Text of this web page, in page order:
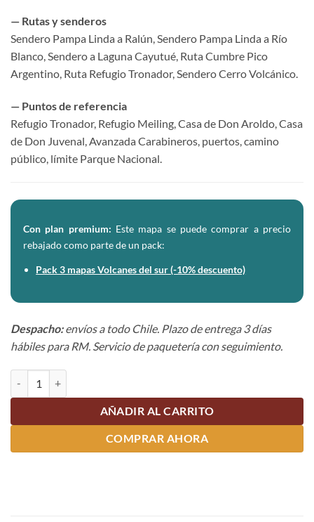
— Rutas y senderos
Sendero Pampa Linda a Ralún, Sendero Pampa Linda a Río
Blanco, Sendero a Laguna Cayutué, Ruta Cumbre Pico
Argentino, Ruta Refugio Tronador, Sendero Cerro Volcánico.
— Puntos de referencia
Refugio Tronador, Refugio Meiling, Casa de Don Aroldo, Casa
de Don Juvenal, Avanzada Carabineros, puertos, camino
público, límite Parque Nacional.
Con plan premium: Este mapa se puede comprar a precio
rebajado como parte de un pack:
Pack 3 mapas Volcanes del sur (-10% descuento)
Despacho:envíos a todo Chile. Plazo de entrega 3 días
hábiles para RM. Servicio de paquetería con seguimiento.
AÑADIR AL CARRITO
COMPRAR AHORA